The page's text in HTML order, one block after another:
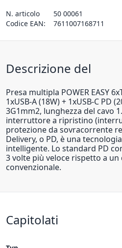
N. articolo
50 00061
Codice EAN:
7611007168711
Descrizione del
Presa multipla POWER EASY
1xUSB-A (18W) + 1xUSB-C PD
3G1mm2, lunghezza del cavo
interruttore a ripristino
protezione da sovracorrente
Delivery, o PD, è una
intelligente. Lo standard PD
3 volte più veloce rispetto a un
convenzionale.
Capitolati